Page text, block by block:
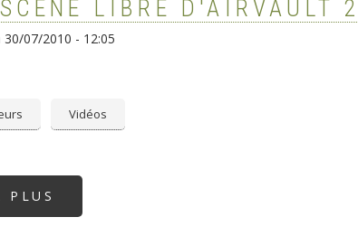
LIBRE D'AIRVAULT
30/07/2010 - 12:05
Vidéos
PLUS
|